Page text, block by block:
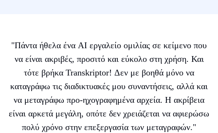
"Πάντα ήθελα ένα AI εργαλείο ομιλίας σε κείμενο που
να είναι ακριβές, προσιτό και εύκολο στη χρήση. Και
τότε βρήκα Transkriptor! Δεν με βοηθά μόνο να
καταγράφω τις διαδικτυακές μου συναντήσεις, αλλά και
να μεταγράφω προ-ηχογραφημένα αρχεία. Η ακρίβεια
είναι αρκετά μεγάλη, οπότε δεν χρειάζεται να αφιερώσω
πολύ χρόνο στην επεξεργασία των μεταγραφών."